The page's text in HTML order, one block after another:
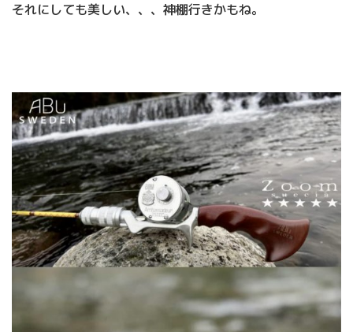
それにしても美しい、、、神棚行きかもね。